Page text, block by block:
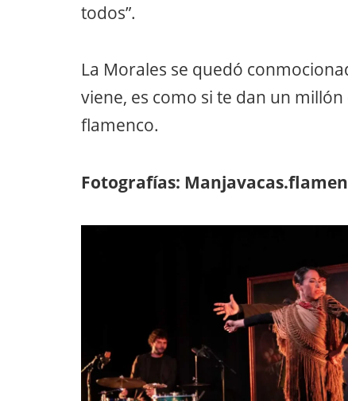
todos”.
La Morales se quedó
viene, es como si te dan un
flamenco.
Fotografías: